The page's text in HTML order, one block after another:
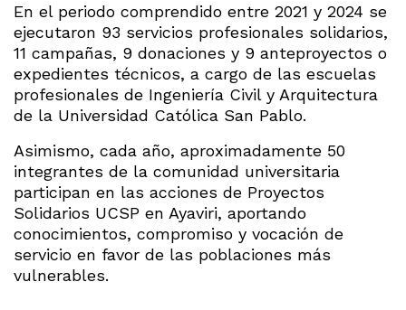
En el periodo comprendido entre 2021 y 2024 se
ejecutaron 93 servicios profesionales solidarios,
11 campañas, 9 donaciones y 9 anteproyectos o
expedientes técnicos, a cargo de las escuelas
profesionales de Ingeniería Civil y Arquitectura
de la Universidad Católica San Pablo.
Asimismo, cada año, aproximadamente 50
integrantes de la comunidad universitaria
participan en las acciones de Proyectos
Solidarios UCSP en Ayaviri, aportando
conocimientos, compromiso y vocación de
servicio en favor de las poblaciones más
vulnerables.